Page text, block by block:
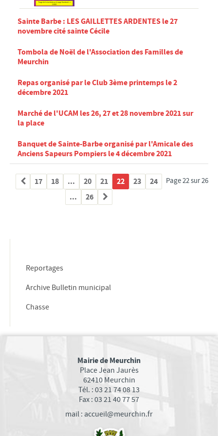
conclusions
Approbation du Plan Local d'Urbanisme
BÂTIMENTS COMMUNAUX
POLICE MUNICIPALE
C.C.A.S.
Centre Communal d'Actions Sociales
Conseil d'Administration
Relais Assistantes Maternelles
Sejours seniors
Semaine Bleue du 5 au 10 octobre 2021
Festivités de Noël Seniors 2022
CIMETIÈRE DE MEURCHIN
GALERIE PHOTOS
SPORTS
CARITATIF
SOCIÉTÉ
VIE LOCALE
TRANSPORTS DANS VOTRE COMMUNE
Bus Tadao
Les transports TER
COMMERÇANTS ET ARTISANS
ACTUALITÉS MEURCHINOISES
Sainte Barbe : LES GAILLETTES ARDENTES le 27
novembre cité sainte Cécile
Tombola de Noël de l'Association des Familles de
Meurchin
Repas organisé par le Club 3ème printemps le 2
décembre 2021
Marché de l'UCAM les 26, 27 et 28 novembre 2021 sur
la place
Banquet de Sainte-Barbe organisé par l'Amicale des
Anciens Sapeurs Pompiers le 4 décembre 2021
Page 22 sur 26
17 18 ... 20 21 22 23
24
...
26
Reportages
Archive Bulletin municipal
Chasse
Mairie de Meurchin
Place Jean Jaurès
62410 Meurchin
Tél. : 03 21 74 08 13
Fax : 03 21 40 77 57
mail : accueil@meurchin.fr